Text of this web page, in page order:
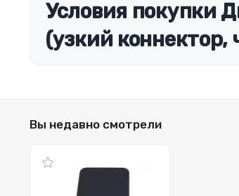
Условия покупки
(узкий
Вы недавно смотрели